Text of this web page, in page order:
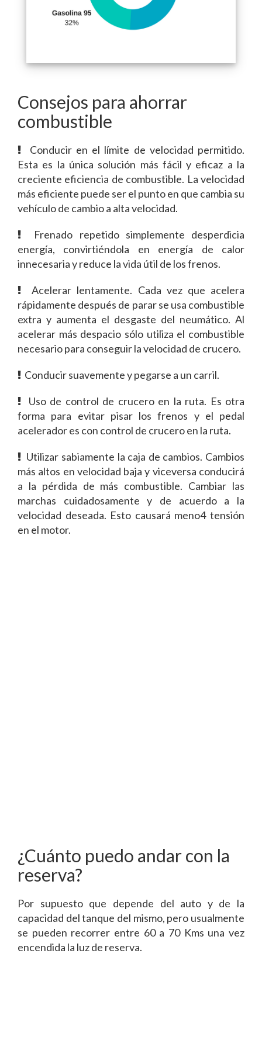
Consejos para ahorrar
combustible
Conducir en el límite de velocidad permitido.
Esta es la única solución más fácil y eficaz a la
creciente eficiencia de combustible. La velocidad
más eficiente puede ser el punto en que cambia su
vehículo de cambio a alta velocidad.
Frenado repetido simplemente desperdicia
energía, convirtiéndola en energía de calor
innecesaria y reduce la vida útil de los frenos.
Acelerar lentamente. Cada vez que acelera
rápidamente después de parar se usa combustible
extra y aumenta el desgaste del neumático. Al
acelerar más despacio sólo utiliza el combustible
necesario para conseguir la velocidad de crucero.
Conducir suavemente y pegarse a un carril.
Uso de control de crucero en la ruta. Es otra
forma para evitar pisar los frenos y el pedal
acelerador es con control de crucero en la ruta.
Utilizar sabiamente la caja de cambios. Cambios
más altos en velocidad baja y viceversa conducirá
a la pérdida de más combustible. Cambiar las
marchas cuidadosamente y de acuerdo a la
velocidad deseada. Esto causará meno4 tensión
en el motor.
¿Cuánto puedo andar con la
reserva?
Por supuesto que depende del auto y de la
capacidad del tanque del mismo, pero usualmente
se pueden recorrer entre 60 a 70 Kms una vez
encendida la luz de reserva.